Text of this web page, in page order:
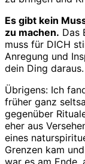
Es gibt kein
zu machen. Das
muss für DICH
Anregung und
dein Ding daraus.
Übrigens: Ich
früher ganz
gegenüber
eher aus
eines
Grenzen kam
war es am Ende,